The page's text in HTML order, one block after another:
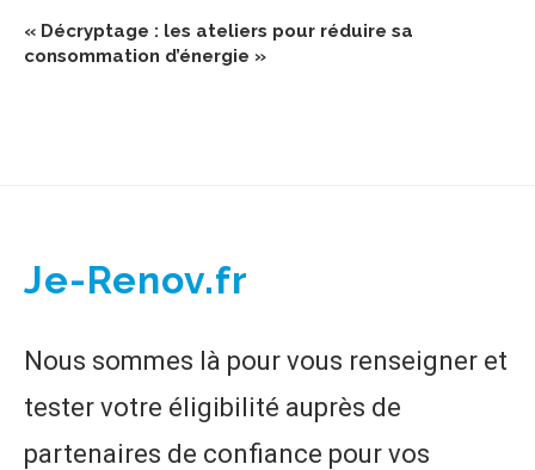
« Décryptage : les ateliers pour réduire sa
consommation d’énergie »
Je-Renov.fr
Nous sommes là pour vous renseigner et
tester votre éligibilité auprès de
partenaires de confiance pour vos